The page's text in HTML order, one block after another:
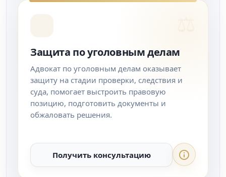
Защита по уголовным делам
Адвокат по уголовным делам оказывает
защиту на стадии проверки, следствия и
суда, помогает выстроить правовую
позицию, подготовить документы и
обжаловать решения.
Получить консультацию